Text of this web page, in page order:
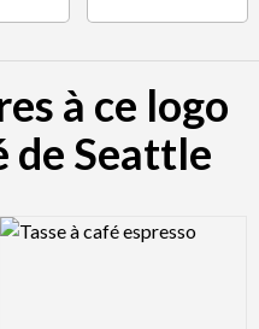
à ce logo
de Seattle
Logo Preview Image